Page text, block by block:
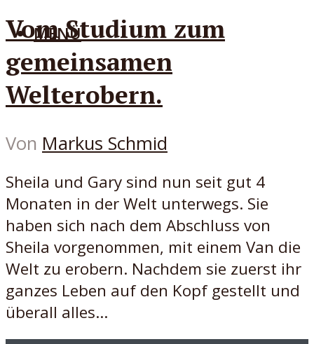
MENÜ
Vom Studium zum
gemeinsamen
Welterobern.
Von Markus Schmid
Sheila und Gary sind nun seit gut 4
Monaten in der Welt unterwegs. Sie
haben sich nach dem Abschluss von
Sheila vorgenommen, mit einem Van die
Welt zu erobern. Nachdem sie zuerst ihr
ganzes Leben auf den Kopf gestellt und
überall alles...